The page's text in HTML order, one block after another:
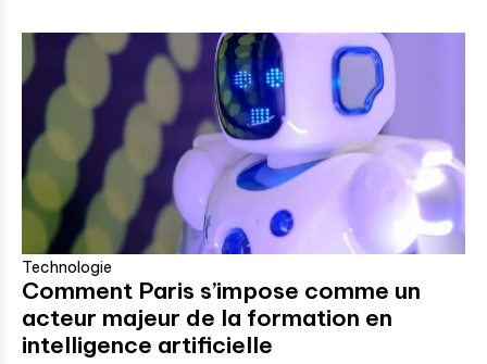
Technologie
Comment Paris s’impose comme un
acteur majeur de la formation en
intelligence artificielle